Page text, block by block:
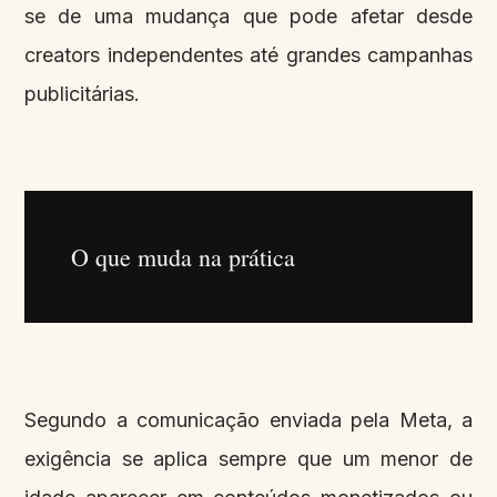
se de uma mudança que pode afetar desde
creators independentes até grandes campanhas
publicitárias.
O que muda na prática
Segundo a comunicação enviada pela Meta, a
exigência se aplica sempre que um menor de